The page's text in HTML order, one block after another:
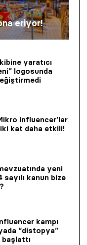
eriyor!
yaratıcı
logosunda
influencer’lar
kat daha etkili!
yeni
sayılı kanun bize
kampı
“distopya”
başlattı